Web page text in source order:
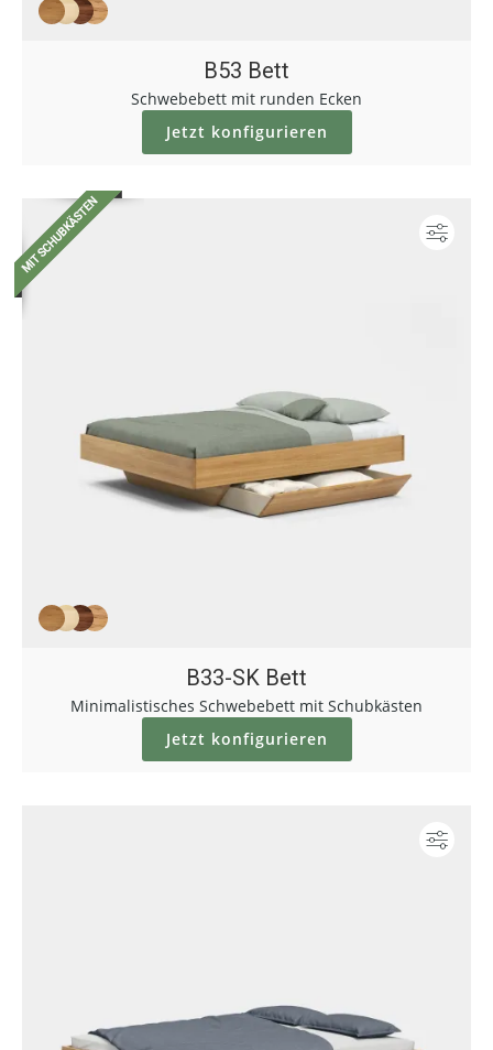
B53 Bett
Schwebebett mit runden Ecken
Jetzt konfigurieren
B33-SK Bett
Minimalistisches Schwebebett mit Schubkästen
Jetzt konfigurieren